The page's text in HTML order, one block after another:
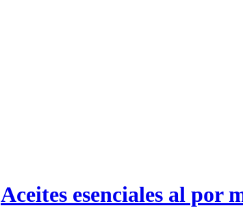
Aceites esenciales al por